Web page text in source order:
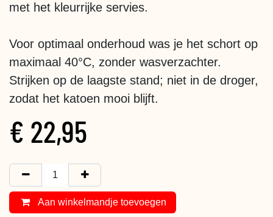
met het kleurrijke servies.
Voor optimaal onderhoud was je het schort op
maximaal 40°C, zonder wasverzachter.
Strijken op de laagste stand; niet in de droger,
zodat het katoen mooi blijft.
€ 22,95
Aan winkelmandje toevoegen